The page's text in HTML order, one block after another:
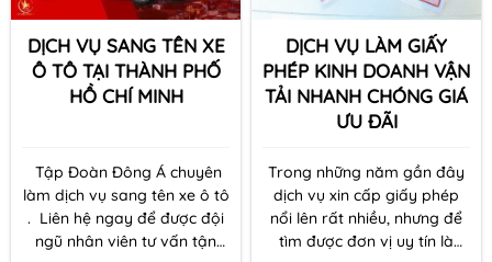
mua một chiếc ưng ý mà
giấy tờ hợp pháp thì
không phải chuyện đơn
giản.
DỊCH VỤ SANG TÊN XE
Ô TÔ TẠI THÀNH PHỐ
HỒ CHÍ MINH
Tập Đoàn Đông Á chuyên
làm dịch vụ sang tên xe ô tô
. Liên hệ ngay để được đội
ngũ nhân viên tư vấn tận
DỊCH VỤ LÀM GIẤY
PHÉP KINH DOANH VẬN
TẢI NHANH CHÓNG GIÁ
ƯU ĐÃI
Trong những năm gần đây
dịch vụ xin cấp giấy phép
nổi lên rất nhiều, nhưng để
tìm được đơn vị uy tín là